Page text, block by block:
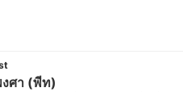
ศา (พีท)